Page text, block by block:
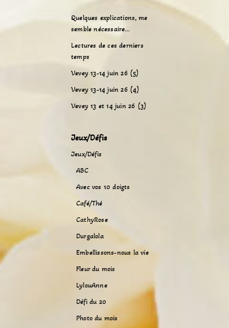
Quelques explications, me
semble nécessaire…
Lectures de ces derniers
temps
Vevey 13-14 juin 26 (5)
Vevey 13-14 juin 26 (4)
Vevey 13 et 14 juin 26 (3)
Jeux/Défis
Jeux/Défis
ABC
Avec vos 10 doigts
Café/Thé
CathyRose
Durgalola
Embellissons-nous la vie
Fleur du mois
LylouAnne
Défi du 20
Photo du mois